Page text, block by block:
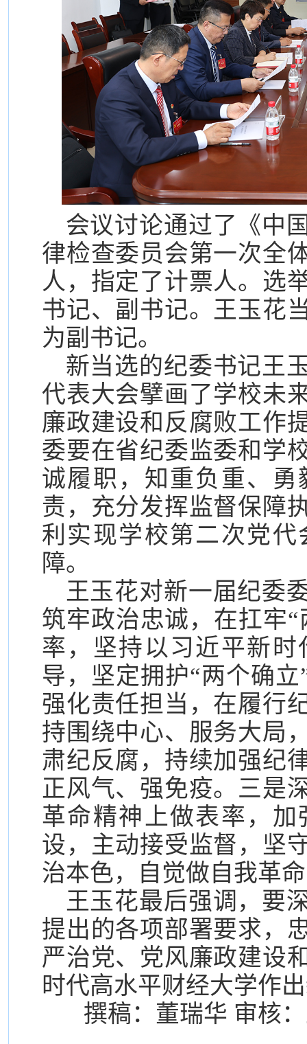
会议讨论通过了《中
律检查委员会第一次全
人，指定了计票人。选
书记、副书记。王玉花
为副书记。
新当选的纪委书记王
代表大会擘画了学校未
廉政建设和反腐败工作
委要在省纪委监委和学
诚履职，知重负重、
责，充分发挥监督保障
利实现学校第二次党
障。
王玉花对新一届纪委
筑牢政治忠诚，在扛牢
率，坚持以习近平新
导，坚定拥护“两个确
强化责任担当，在履行
持围绕中心、服务大局
肃纪反腐，持续加强纪
正风气、强免疫。三是
革命精神上做表率，
设，主动接受监督，坚
治本色，自觉做自我革
王玉花最后强调，要
提出的各项部署要求，
严治党、党风廉政建设
时代高水平财经大学作
撰稿：董瑞华 审核